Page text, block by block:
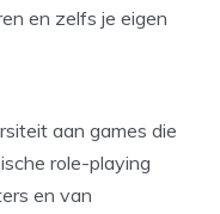
en zelfs je eigen
aan games die
role-playing
en van